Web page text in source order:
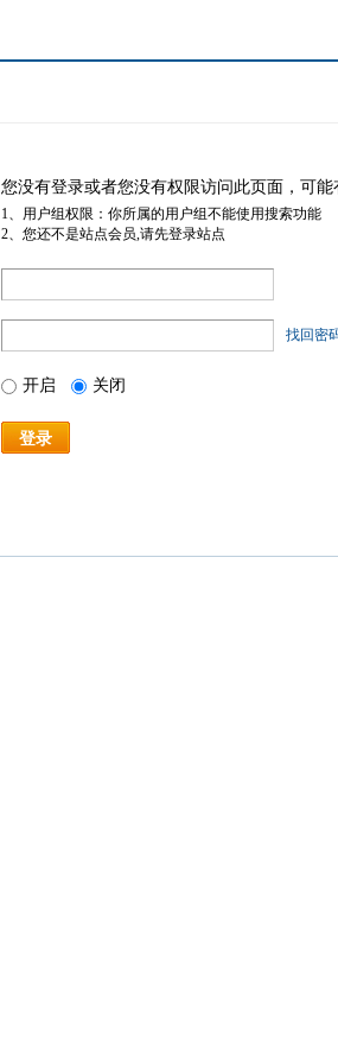
您没有登录或者您没有权限访问此页面，可能
1、用户组权限：你所属的用户组不能使用搜索功能
2、您还不是站点会员,请先登录站点
找回密
开启 关闭
登录